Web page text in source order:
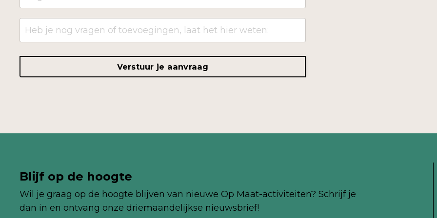
Verstuur je aanvraag
Blijf op de hoogte
Wil je graag op de hoogte blijven van nieuwe Op Maat-activiteiten? Schrijf je
dan in en ontvang onze driemaandelijkse nieuwsbrief!